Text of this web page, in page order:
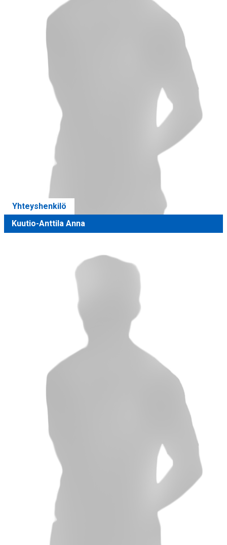
Yhteyshenkilö
Kuutio-Anttila Anna